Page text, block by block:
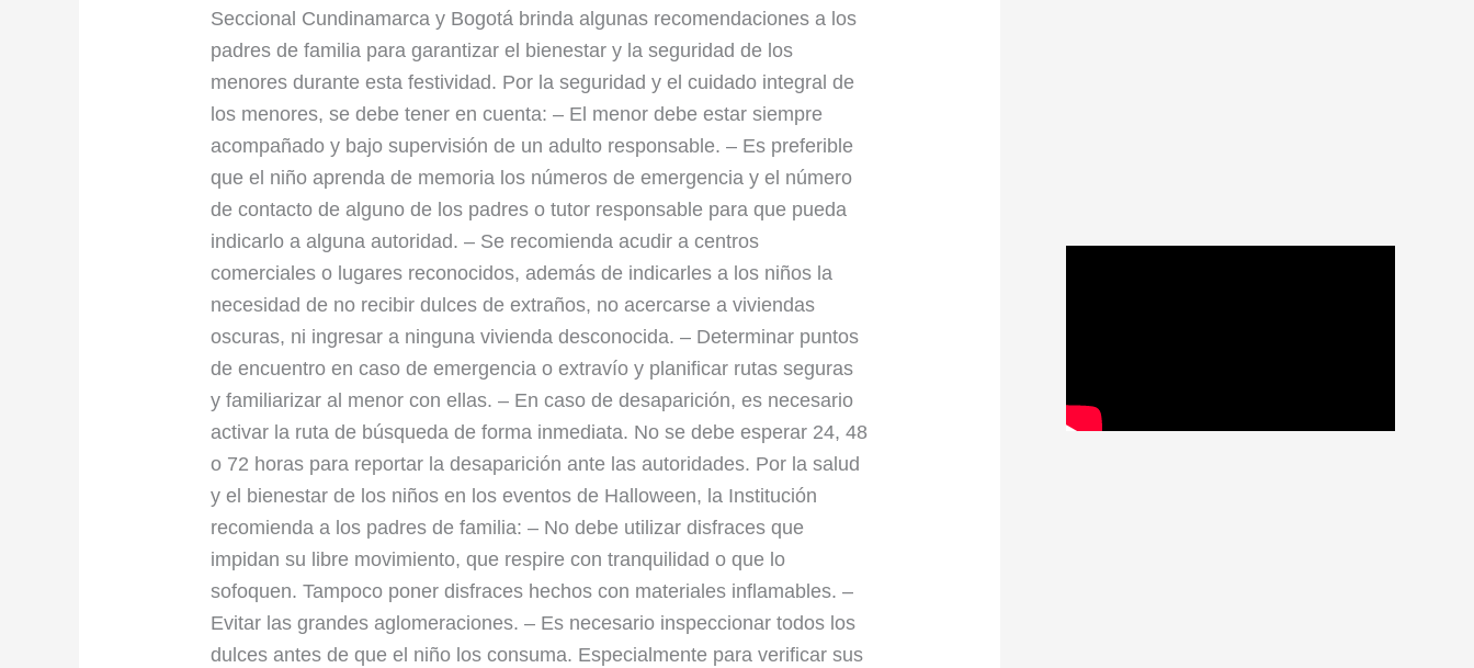
Seccional Cundinamarca y Bogotá brinda algunas recomendaciones a los
padres de familia para garantizar el bienestar y la seguridad de los
menores durante esta festividad. Por la seguridad y el cuidado integral de
los menores, se debe tener en cuenta: – El menor debe estar siempre
acompañado y bajo supervisión de un adulto responsable. – Es preferible
que el niño aprenda de memoria los números de emergencia y el número
de contacto de alguno de los padres o tutor responsable para que pueda
indicarlo a alguna autoridad. – Se recomienda acudir a centros
comerciales o lugares reconocidos, además de indicarles a los niños la
necesidad de no recibir dulces de extraños, no acercarse a viviendas
oscuras, ni ingresar a ninguna vivienda desconocida. – Determinar puntos
de encuentro en caso de emergencia o extravío y planificar rutas seguras
y familiarizar al menor con ellas. – En caso de desaparición, es necesario
activar la ruta de búsqueda de forma inmediata. No se debe esperar 24, 48
o 72 horas para reportar la desaparición ante las autoridades. Por la salud
y el bienestar de los niños en los eventos de Halloween, la Institución
recomienda a los padres de familia: – No debe utilizar disfraces que
impidan su libre movimiento, que respire con tranquilidad o que lo
sofoquen. Tampoco poner disfraces hechos con materiales inflamables. –
Evitar las grandes aglomeraciones. – Es necesario inspeccionar todos los
dulces antes de que el niño los consuma. Especialmente para verificar sus
durante
festividades
de
Halloween